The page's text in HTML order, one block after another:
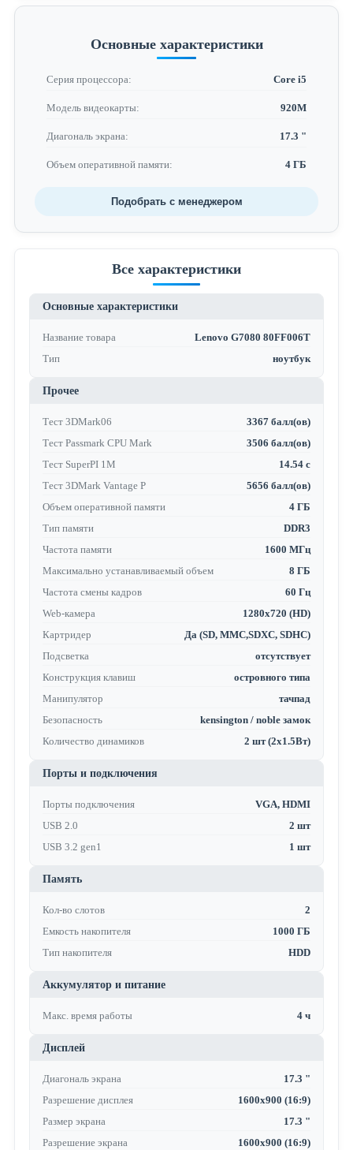
Основные характеристики
Серия процессора: Core i5
Модель видеокарты: 920M
Диагональ экрана: 17.3 "
Объем оперативной памяти: 4 ГБ
Подобрать с менеджером
Все характеристики
Основные характеристики
Название товара
Lenovo G7080 80FF006T
Тип
ноутбук
Прочее
Тест 3DMark06
3367 балл(ов)
Тест Passmark CPU Mark
3506 балл(ов)
Тест SuperPI 1M
14.54 с
Тест 3DMark Vantage P
5656 балл(ов)
Объем оперативной памяти
4 ГБ
Тип памяти
DDR3
Частота памяти
1600 МГц
Максимально устанавливаемый объем
8 ГБ
Частота смены кадров
60 Гц
Web-камера
1280x720 (HD)
Картридер
Да (SD, MMC,SDXC, SDHC)
Подсветка
отсутствует
Конструкция клавиш
островного типа
Манипулятор
тачпад
Безопасность
kensington / noble замок
Количество динамиков
2 шт (2x1.5Вт)
Порты и подключения
Порты подключения
VGA, HDMI
USB 2.0
2 шт
USB 3.2 gen1
1 шт
Память
Кол-во слотов
2
Емкость накопителя
1000 ГБ
Тип накопителя
HDD
Аккумулятор и питание
Макс. время работы 4 ч
Дисплей
Диагональ экрана
17.3 "
Разрешение дисплея
1600x900 (16:9)
Размер экрана
17.3 "
Разрешение экрана
1600x900 (16:9)